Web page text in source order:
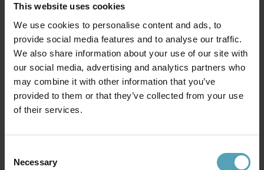
This website uses cookies
We use cookies to personalise content and ads, to
provide social media features and to analyse our traffic.
We also share information about your use of our site with
our social media, advertising and analytics partners who
may combine it with other information that you’ve
provided to them or that they’ve collected from your use
of their services.
Selection
Necessary
Rek. 1 299 kr
PRISMATCH KAMPANJ